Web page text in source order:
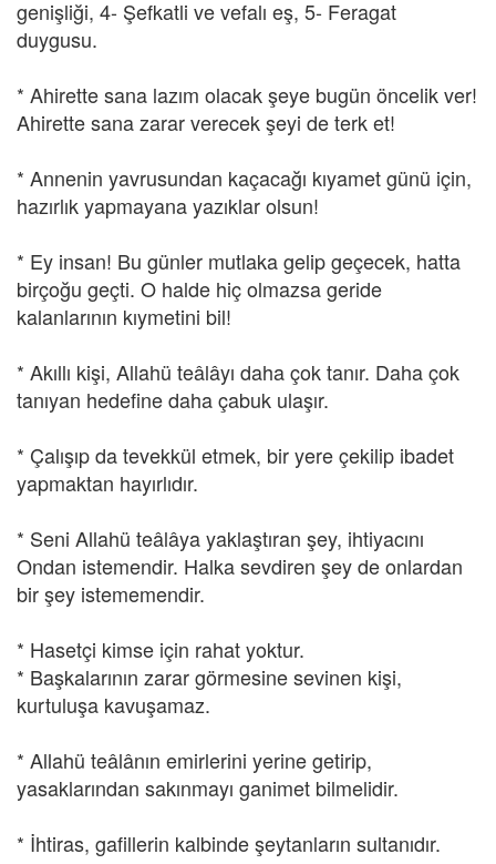
genişliği, 4- Şefkatli ve vefalı eş, 5- Feragat
duygusu.
* Ahirette sana lazım olacak şeye bugün öncelik ver!
Ahirette sana zarar verecek şeyi de terk et!
* Annenin yavrusundan kaçacağı kıyamet günü için,
hazırlık yapmayana yazıklar olsun!
* Ey insan! Bu günler mutlaka gelip geçecek, hatta
birçoğu geçti. O halde hiç olmazsa geride
kalanlarının kıymetini bil!
* Akıllı kişi, Allahü teâlâyı daha çok tanır. Daha çok
tanıyan hedefine daha çabuk ulaşır.
* Çalışıp da tevekkül etmek, bir yere çekilip ibadet
yapmaktan hayırlıdır.
* Seni Allahü teâlâya yaklaştıran şey, ihtiyacını
Ondan istemendir. Halka sevdiren şey de onlardan
bir şey istememendir.
* Hasetçi kimse için rahat yoktur.
* Başkalarının zarar görmesine sevinen kişi,
kurtuluşa kavuşamaz.
* Allahü teâlânın emirlerini yerine getirip,
yasaklarından sakınmayı ganimet bilmelidir.
* İhtiras, gafillerin kalbinde şeytanların sultanıdır.